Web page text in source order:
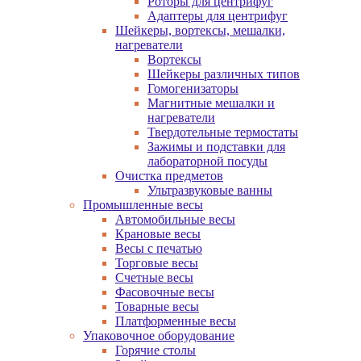
Адаптеры для центрифуг
Шейкеры, вортексы, мешалки,
нагреватели
Вортексы
Шейкеры различных типов
Гомогенизаторы
Магнитные мешалки и
нагреватели
Твердотельные термостаты
Зажимы и подставки для
лабораторной посуды
Очистка предметов
Ультразвуковые ванны
Промышленные весы
Автомобильные весы
Крановые весы
Весы с печатью
Торговые весы
Счетные весы
Фасовочные весы
Товарные весы
Платформенные весы
Упаковочное оборудование
Горячие столы